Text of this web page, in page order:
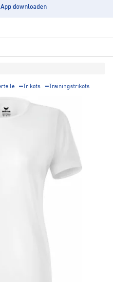
App downloaden
Trikots Trainingstrikots